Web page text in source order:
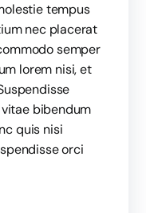
tempus
nec placerat
semper
lorem nisi, et
bibendum
quis nisi
orci